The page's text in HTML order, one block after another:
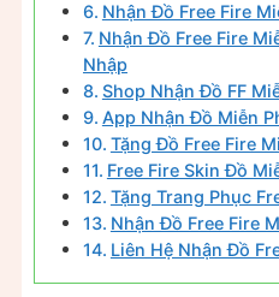
Nhận Đồ Free Fire
Nhận Đồ Free Fire
Nhập
Shop Nhận Đồ FF
App Nhận Đồ Miễn
Tặng Đồ Free Fire
Free Fire Skin Đồ
Tặng Trang Phục
Nhận Đồ Free Fire
Liên Hệ Nhận Đồ